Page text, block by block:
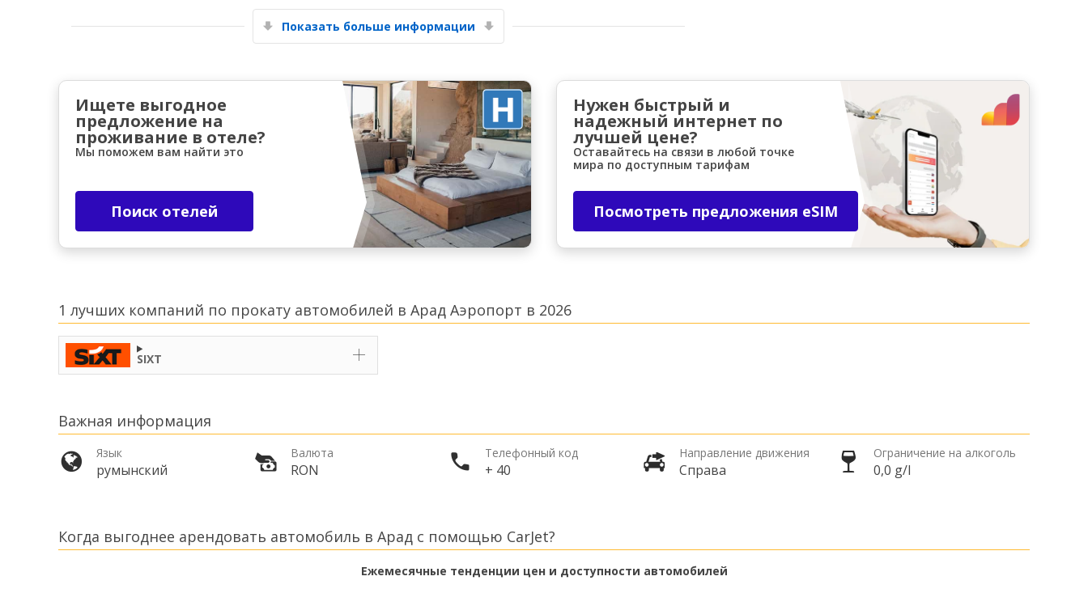
Лучшие сбережения
Получите доступ к эксклюзивным
предложениям партнёров
Войти с помощью eLink
Показать больше информации
Ищете выгодное
предложение на
проживание в отеле?
Мы поможем вам найти это
Поиск отелей
Нужен быстрый и
надежный интернет по
лучшей цене?
Оставайтесь на связи в любой точке
мира по доступным тарифам
Посмотреть предложения eSIM
1 лучших компаний по прокату автомобилей в Арад Аэропорт в 2026
SIXT
Важная информация
Язык
румынский
Валюта
RON
Телефонный код
+ 40
Направление движения
Справа
Ограничение на алкоголь
0,0 g/l
Когда выгоднее арендовать автомобиль в Арад с помощью CarJet?
Ежемесячные тенденции цен и доступности автомобилей